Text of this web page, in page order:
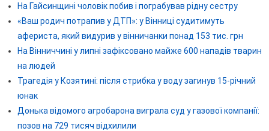
На Гайсинщині чоловік побив і пограбував рідну сестру
«Ваш родич потрапив у ДТП»: у Вінниці судитимуть
афериста, який видурив у вінничанки понад 153 тис. грн
На Вінниччині у липні зафіксовано майже 600 нападів тварин
на людей
Трагедія у Козятині: після стрибка у воду загинув 15-річний
юнак
Донька відомого агробарона виграла суд у газової компанії:
позов на 729 тисяч відхилили